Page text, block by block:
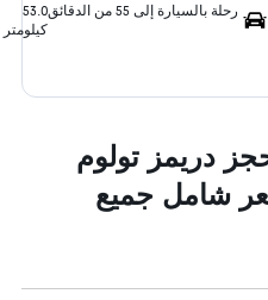
رحلة بالسيارة إلى 55 من الدقائق
53.0
كيلومتر
دريمز تولوم
شامل جميع